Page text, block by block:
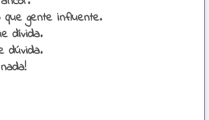
gente influente.
dívida.
dúvida.